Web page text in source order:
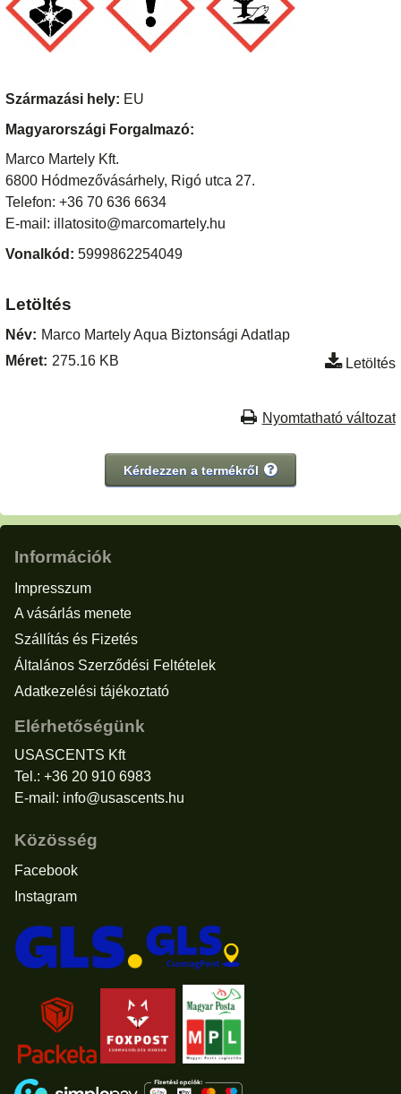
Származási hely: EU
Magyarországi Forgalmazó:
Marco Martely Kft.
6800 Hódmezővásárhely, Rigó utca 27.
Telefon: +36 70 636 6634
E-mail: illatosito@marcomartely.hu
Vonalkód:5999862254049
Letöltés
Név: Marco Martely Aqua Biztonsági Adatlap
Méret: 275.16 KB Letöltés
Nyomtatható változat
Kérdezzen a termékről
Információk
Impresszum
A vásárlás menete
Szállítás és Fizetés
Általános Szerződési Feltételek
Adatkezelési tájékoztató
Elérhetőségünk
USASCENTS Kft
Tel.: +36 20 910 6983
E-mail: info@usascents.hu
Közösség
Facebook
Instagram